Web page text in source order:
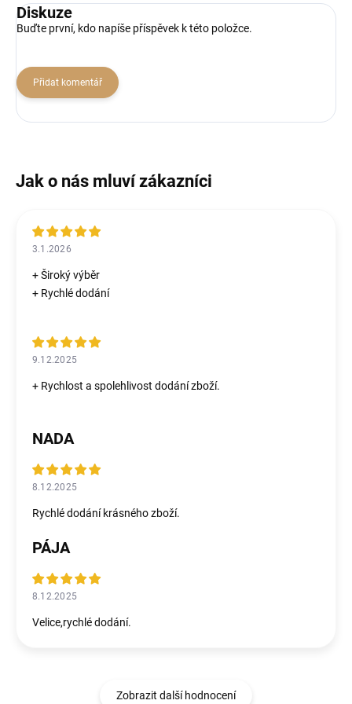
Diskuze
Buďte první, kdo napíše příspěvek k této položce.
Přidat komentář
3.1.2026
+ Široký výběr
+ Rychlé dodání
9.12.2025
+ Rychlost a spolehlivost dodání zboží.
NADA
8.12.2025
Rychlé dodání krásného zboží.
PÁJA
8.12.2025
Velice,rychlé dodání.
Zobrazit další hodnocení